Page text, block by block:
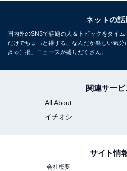
ネットの話
国内外のSNSで話題の人＆トピックをタイ
だけでちょっと得する、なんだか楽しい気
きゃ）損」ニュースが盛りだくさん。
関連サービ
All About
イチオシ
サイト情
会社概要